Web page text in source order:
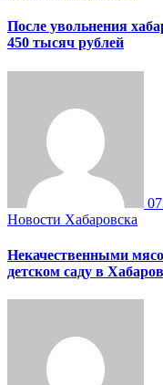
После увольнения
450 тысяч рублей
Новости Хабаровска
Некачественными
детском саду в